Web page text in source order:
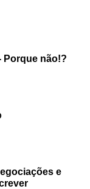
Porque não!?
e